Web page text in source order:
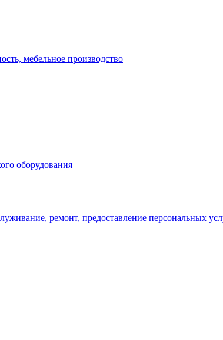
мебельное производство
оборудования
ремонт, предоставление персональных